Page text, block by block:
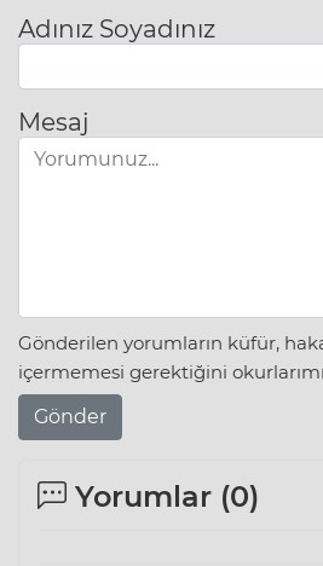
Adınız Soyadınız
Mesaj
Gönderilen yorumların küfür,
içermemesi gerektiğini
Gönder
Yorumlar (0)